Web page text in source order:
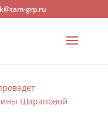
grp.ru